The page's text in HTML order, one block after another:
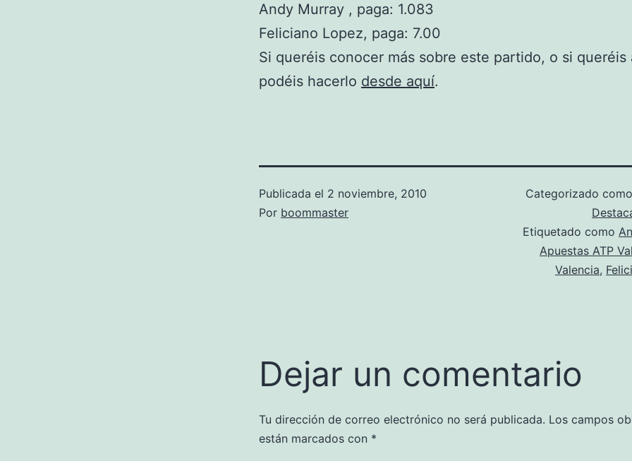
Andy Murray , paga: 1.083
Feliciano Lopez, paga: 7.00
Si queréis conocer más sobre este partido, o si queréis
podéis hacerlo desde aquí.
Publicada el 2 noviembre, 2010
Por boommaster
Categorizado como
Etiquetado como
Apuestas ATP
Valencia,
Dejar un comentario
Tu dirección de correo electrónico no será publicada. Los campos
están marcados con *